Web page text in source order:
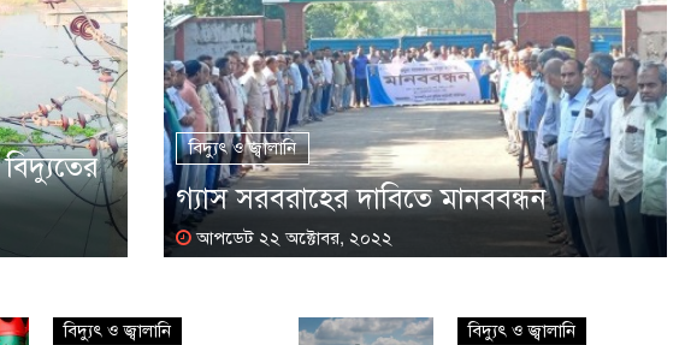
বিদ্যুৎ ও জ্বালানি
গ্যাস সরবরাহের দাবিতে মানববন্ধন
আপডেট ২২ অক্টোবর, ২০২২
বিদ্যুৎ ও জ্বালানি
বিদ্যুৎ ও জ্বালানি